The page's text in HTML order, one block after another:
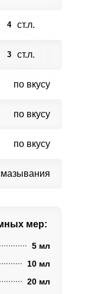
4 ст.л.
3 ст.л.
по вкусу
по вкусу
по вкусу
мер:
5 мл
10 мл
20 мл